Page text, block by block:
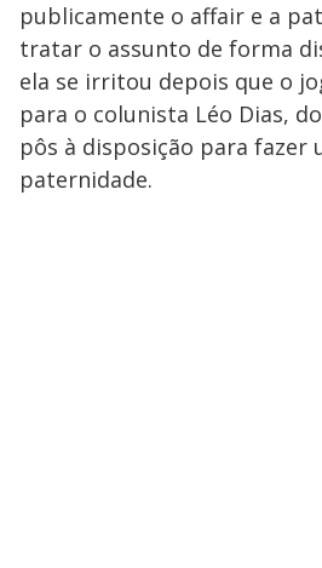
publicamente o affair e a
tratar o assunto de forma
ela se irritou depois que o
para o colunista Léo Dias,
pôs à disposição para fazer
paternidade.